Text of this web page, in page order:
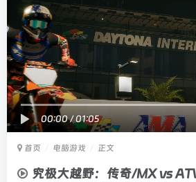
00:00/01:05
首页 电脑游戏 正文
究极大越野：传奇/MX vs